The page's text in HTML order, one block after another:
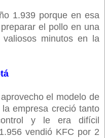
1.939 porque en esa
el pollo en una
minutos en la
el modelo de
empresa creció tanto
y le era difícil
vendió KFC por 2